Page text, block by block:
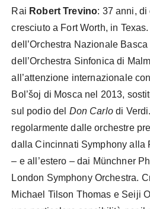
Rai Robert Trevino: 37 anni,
cresciuto a Fort Worth, in
dell’Orchestra Nazionale
dell’Orchestra Sinfonica di
all’attenzione internazionale
Bol’šoj di Mosca nel 2013,
sul podio del Don Carlodi
regolarmente dalle orchestre
dalla Cincinnati Symphony alla
– e all’estero – dai Münchner
London Symphony Orchestra.
Michael Tilson Thomas e Seiji